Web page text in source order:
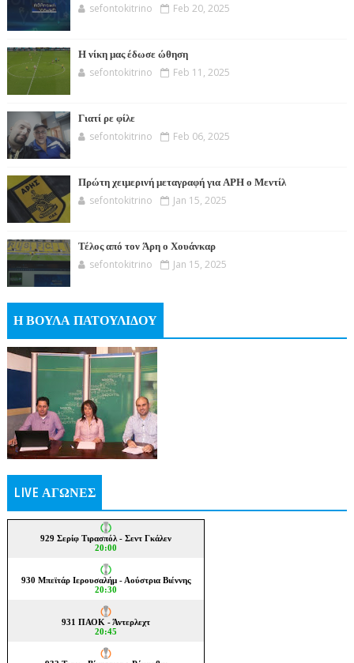
sefontokitrino Feb 20, 2025
Η νίκη μας έδωσε ώθηση
sefontokitrino Feb 11, 2025
Γιατί ρε φίλε
sefontokitrino Feb 06, 2025
Πρώτη χειμερινή μεταγραφή για ΑΡΗ ο Μεντίλ
sefontokitrino Jan 15, 2025
Τέλος από τον Άρη ο Χουάνκαρ
sefontokitrino Jan 15, 2025
Η ΒΟΥΛΑ ΠΑΤΟΥΛΙΔΟΥ
LIVE ΑΓΩΝΕΣ